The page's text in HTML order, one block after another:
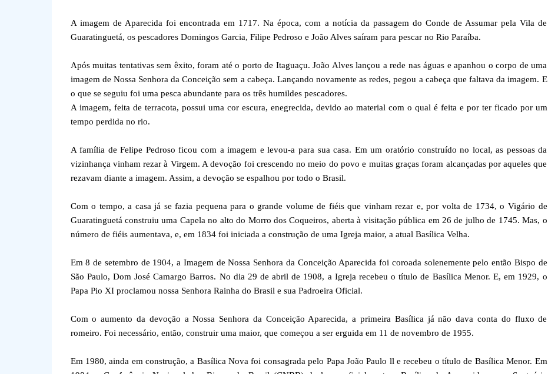
A imagem de Aparecida foi encontrada em 1717. Na época, com a notícia da passagem do Conde de Assumar pela Vila de
Guaratinguetá, os pescadores Domingos Garcia, Filipe Pedroso e João Alves saíram para pescar no Rio Paraíba.
Após muitas tentativas sem êxito, foram até o porto de Itaguaçu. João Alves lançou a rede nas águas e apanhou o corpo de uma
imagem de Nossa Senhora da Conceição sem a cabeça. Lançando novamente as redes, pegou a cabeça que faltava da imagem. E
o que se seguiu foi uma pesca abundante para os três humildes pescadores.
A imagem, feita de terracota, possui uma cor escura, enegrecida, devido ao material com o qual é feita e por ter ficado por um
tempo perdida no rio.
A família de Felipe Pedroso ficou com a imagem e levou-a para sua casa. Em um oratório construído no local, as pessoas da
vizinhança vinham rezar à Virgem. A devoção foi crescendo no meio do povo e muitas graças foram alcançadas por aqueles que
rezavam diante a imagem. Assim, a devoção se espalhou por todo o Brasil.
Com o tempo, a casa já se fazia pequena para o grande volume de fiéis que vinham rezar e, por volta de 1734, o Vigário de
Guaratinguetá construiu uma Capela no alto do Morro dos Coqueiros, aberta à visitação pública em 26 de julho de 1745. Mas, o
número de fiéis aumentava, e, em 1834 foi iniciada a construção de uma Igreja maior, a atual Basílica Velha.
Em 8 de setembro de 1904, a Imagem de Nossa Senhora da Conceição Aparecida foi coroada solenemente pelo então Bispo de
São Paulo, Dom José Camargo Barros. No dia 29 de abril de 1908, a Igreja recebeu o título de Basílica Menor. E, em 1929, o
Papa Pio XI proclamou nossa Senhora Rainha do Brasil e sua Padroeira Oficial.
Com o aumento da devoção a Nossa Senhora da Conceição Aparecida, a primeira Basílica já não dava conta do fluxo de
romeiro. Foi necessário, então, construir uma maior, que começou a ser erguida em 11 de novembro de 1955.
Em 1980, ainda em construção, a Basílica Nova foi consagrada pelo Papa João Paulo ll e recebeu o título de Basílica Menor. Em